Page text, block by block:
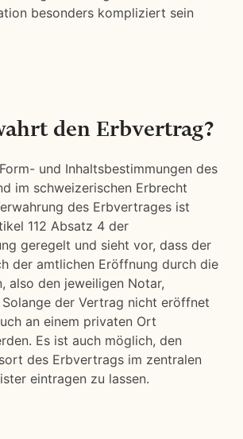
besonders kompliziert sein
den Erbvertrag?
und Inhaltsbestimmungen des
im schweizerischen Erbrecht
des Erbvertrages ist
112 Absatz 4 der
geregelt und sieht vor, dass der
der amtlichen Eröffnung durch die
also den jeweiligen Notar,
der Vertrag nicht eröffnet
an einem privaten Ort
Es ist auch möglich, den
des Erbvertrags im zentralen
eintragen zu lassen.